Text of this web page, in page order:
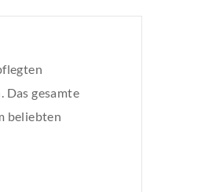
Das gesamte
beliebten